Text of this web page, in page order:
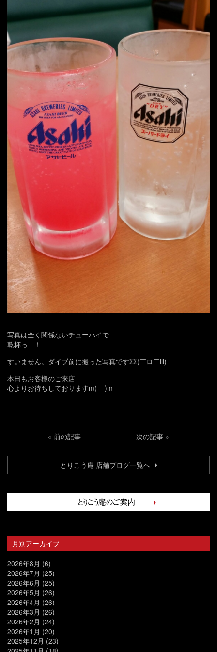
写真は全く関係ないチューハイで
乾杯っ！！
すいません。ダイブ前に撮った写真ですΣΣ(￣ロ￣lll)
本日もお客様のご来店
心よりお待ちしておりますm(__)m
« 前の記事 次の記事 »
とりこう庵 店舗ブログ一覧へ
月別アーカイブ
2026年8月 (6)
2026年7月 (25)
2026年6月 (25)
2026年5月 (26)
2026年4月 (26)
2026年3月 (26)
2026年2月 (24)
2026年1月 (20)
2025年12月 (23)